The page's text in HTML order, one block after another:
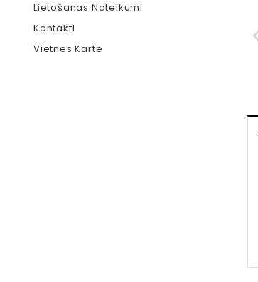
Lietošanas Noteikumi
Kontakti
Vietnes Karte